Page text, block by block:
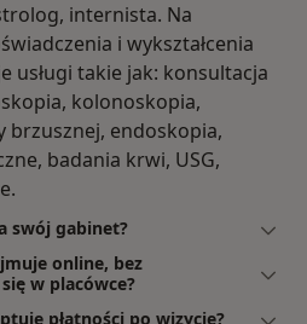
internista. Na
i wykształcenia
usługi takie jak: konsultacja
kolonoskopia,
brzusznej, endoskopia,
badania krwi, USG,
swój gabinet?
online, bez
w placówce?
płatności po wizycie?